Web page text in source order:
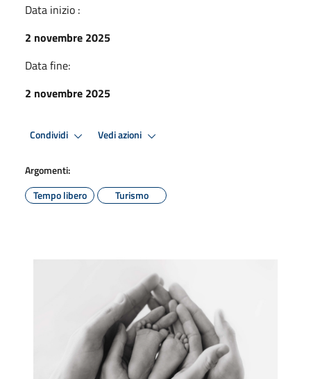
Data inizio :
2 novembre 2025
Data fine:
2 novembre 2025
Condividi Vedi azioni
Argomenti:
Tempo libero
Turismo